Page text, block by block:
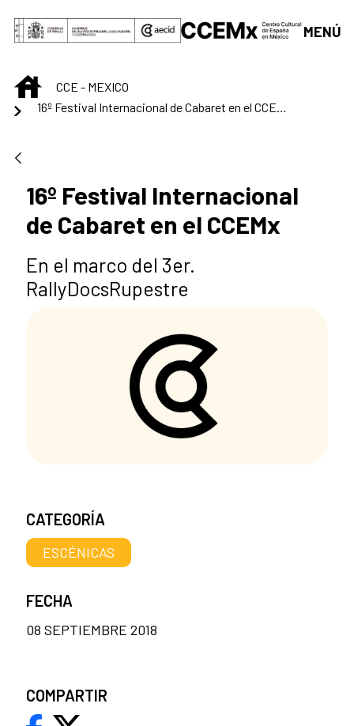
Saltar al contenido principal
MENÚ
INICIOCCE - MEXICO
16º Festival Internacional de Cabaret en el CCEMx
16º Festival Internacional
de Cabaret en el CCEMx
En el marco del 3er.
RallyDocsRupestre
CATEGORÍA
ESCÉNICAS
FECHA
08 SEPTIEMBRE 2018
COMPARTIR